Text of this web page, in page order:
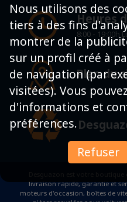
Heures
8:00 - 19:00h
Plan du
livraison rapide, garantie et
moteurs d'occasion, boîtes de
Nous utilisons des
tiers à des fins
montrer de la
sur un profil créé à
de navigation (par
visitées). Vous
d'informations et
préférences.
Refuser